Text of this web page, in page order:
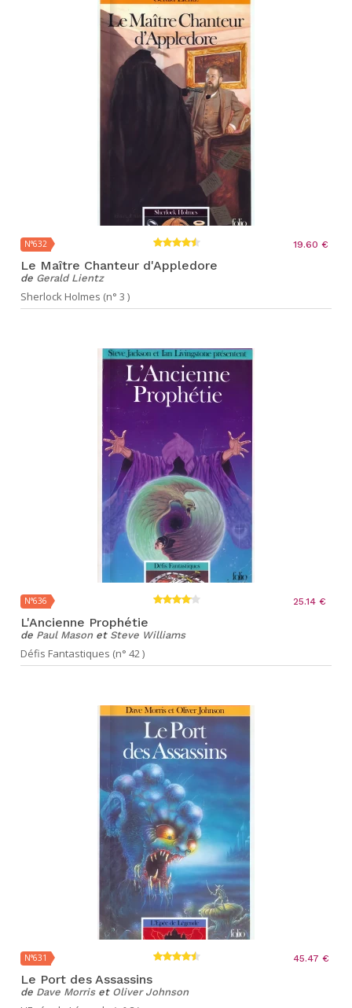
N°632 19.60 €
Le Maître Chanteur d'Appledore
de Gerald Lientz
Sherlock Holmes (n° 3 )
N°636 25.14 €
L'Ancienne Prophétie
de Paul Mason et Steve Williams
Défis Fantastiques (n° 42 )
N°631 45.47 €
Le Port des Assassins
de Dave Morriset Oliver Johnson